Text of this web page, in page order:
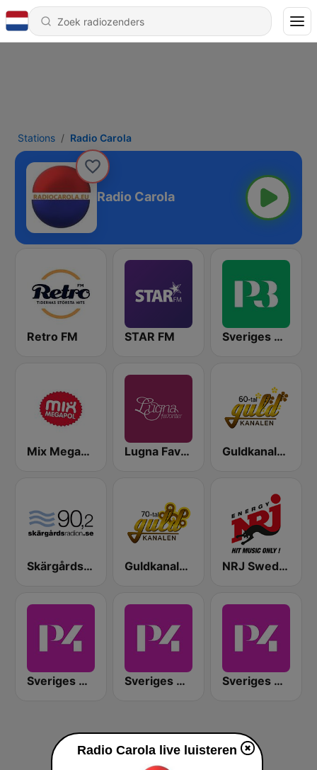
Stations Radio Carola
Radio Carola
Retro FM STAR FM Sveriges Radio P3
Mix Megapol Lugna Favoriter Guldkanalen 60-tal
Skärgårdsradion Guldkanalen 70-tal NRJ Sweden
Sveriges Radio P4 Västmanland Sveriges Radio P4 Uppland Sveriges Radio P4 Kristianstad
Radio Carola live luisteren